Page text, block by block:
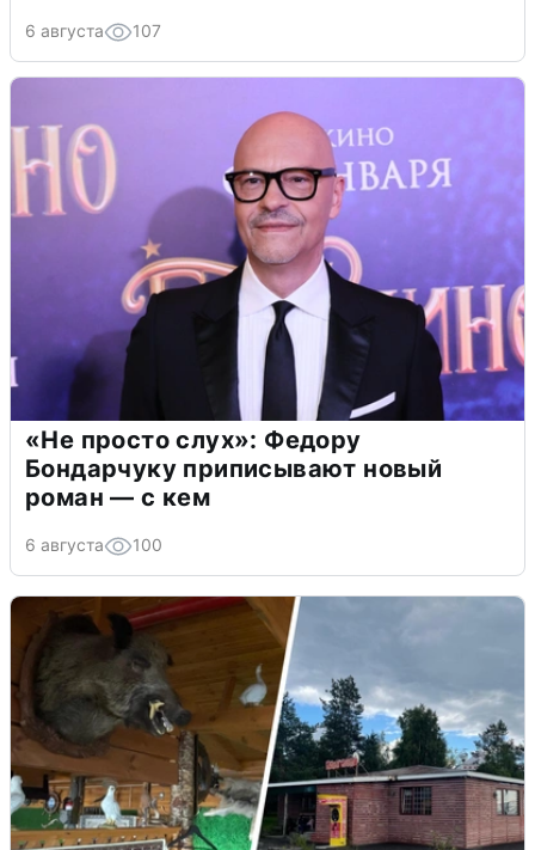
6 августа 107
«Не просто слух»: Федору
Бондарчуку приписывают новый
роман — с кем
6 августа 100